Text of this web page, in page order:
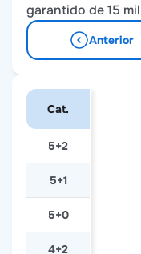
garantido de 15
Anterior
Cat.
5+2
5+1
5+0
4+2